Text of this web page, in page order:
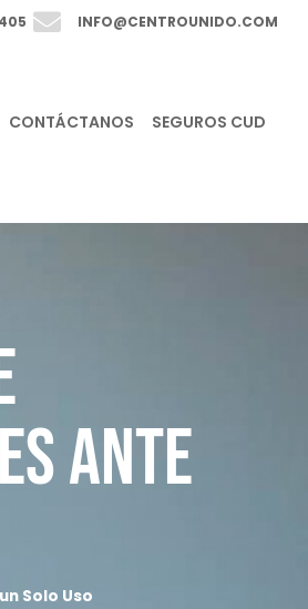
INFO@CENTROUNIDO.COM
CONTÁCTANOS SEGUROS CUD
Ante
Solo Uso